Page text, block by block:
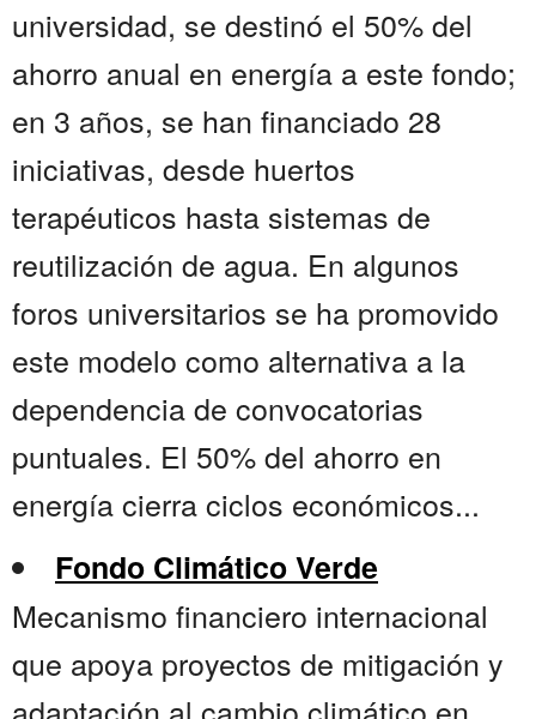
universidad, se destinó el 50% del
ahorro anual en energía a este fondo;
en 3 años, se han financiado 28
iniciativas, desde huertos
terapéuticos hasta sistemas de
reutilización de agua. En algunos
foros universitarios se ha promovido
este modelo como alternativa a la
dependencia de convocatorias
puntuales. El 50% del ahorro en
energía cierra ciclos económicos...
Fondo Climático Verde
Mecanismo financiero internacional
que apoya proyectos de mitigación y